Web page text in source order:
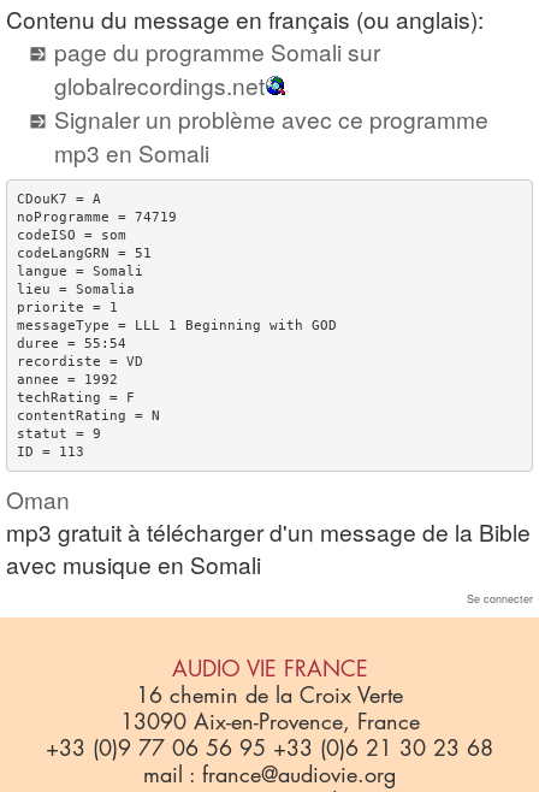
Contenu du message en français (ou anglais):
page du programme Somali sur
globalrecordings.net
Signaler un problème avec ce programme
mp3 en Somali
CDouK7 = A
noProgramme = 74719
codeISO = som
codeLangGRN = 51
langue = Somali
lieu = Somalia
priorite = 1
messageType = LLL 1 Beginning with GOD
duree = 55:54
recordiste = VD
annee = 1992
techRating = F
contentRating = N
statut = 9
Oman
mp3 gratuit à télécharger d'un message de la Bible
avec musique en Somali
Se connecter
AUDIO VIE FRANCE
16 chemin de la Croix Verte
13090 Aix-en-Provence, France
+33 (0)9 77 06 56 95 +33 (0)6 21 30 23 68
mail : france@audiovie.org